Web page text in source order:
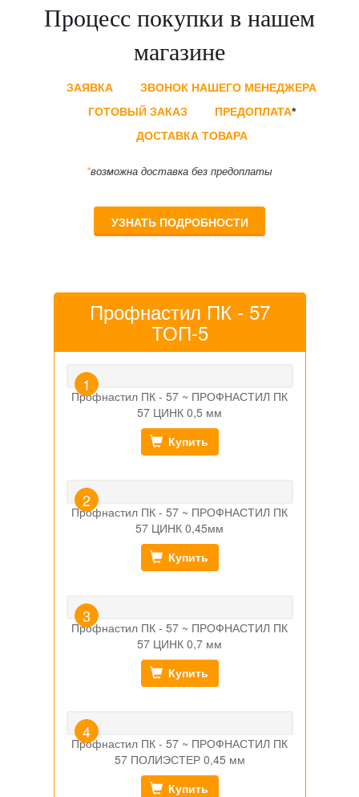
Процесс покупки в нашем
магазине
ЗАЯВКА
ЗВОНОК НАШЕГО МЕНЕДЖЕРА
ГОТОВЫЙ ЗАКАЗ
ПРЕДОПЛАТА*
ДОСТАВКА ТОВАРА
*возможна доставка без предоплаты
УЗНАТЬ ПОДРОБНОСТИ
Профнастил ПК - 57
ТОП-5
Профнастил ПК - 57 ~ ПРОФНАСТИЛ ПК
57 ЦИНК 0,5 мм
Купить
Профнастил ПК - 57 ~ ПРОФНАСТИЛ ПК
57 ЦИНК 0,45мм
Купить
Профнастил ПК - 57 ~ ПРОФНАСТИЛ ПК
57 ЦИНК 0,7 мм
Купить
Профнастил ПК - 57 ~ ПРОФНАСТИЛ ПК
57 ПОЛИЭСТЕР 0,45 мм
Купить